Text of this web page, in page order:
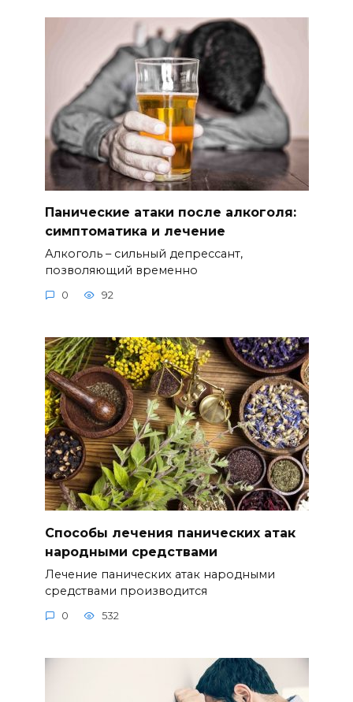
Панические атаки после алкоголя:
симптоматика и лечение
Алкоголь – сильный депрессант,
позволяющий временно
0 92
Способы лечения панических атак
народными средствами
Лечение панических атак народными
средствами производится
0 532